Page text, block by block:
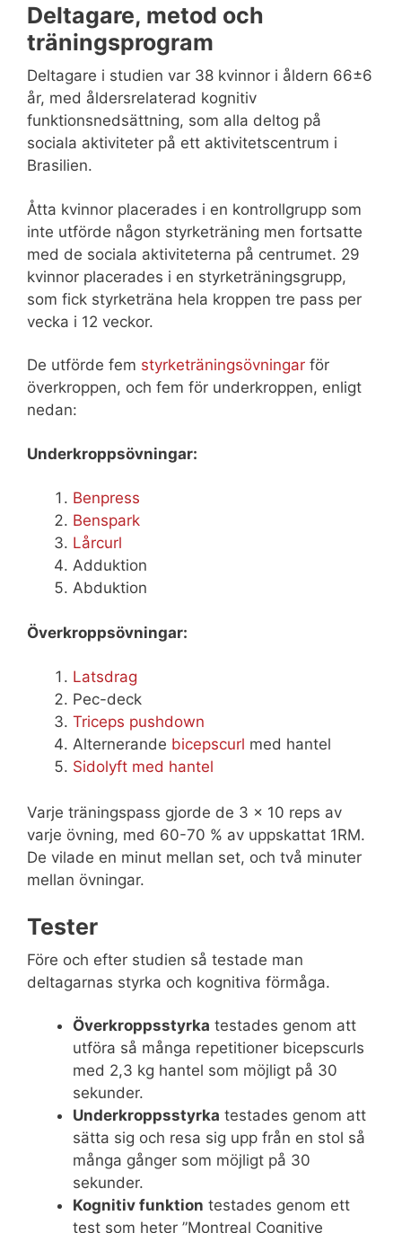
Deltagare, metod och
träningsprogram
Deltagare i studien var 38 kvinnor i åldern 66±6
år, med åldersrelaterad kognitiv
funktionsnedsättning, som alla deltog på
sociala aktiviteter på ett aktivitetscentrum i
Brasilien.
Åtta kvinnor placerades i en kontrollgrupp som
inte utförde någon styrketräning men fortsatte
med de sociala aktiviteterna på centrumet. 29
kvinnor placerades i en styrketräningsgrupp,
som fick styrketräna hela kroppen tre pass per
vecka i 12 veckor.
De utförde fem styrketräningsövningar för
överkroppen, och fem för underkroppen, enligt
nedan:
Underkroppsövningar:
Benpress
Benspark
Lårcurl
Adduktion
Abduktion
Överkroppsövningar:
Latsdrag
Pec-deck
Triceps pushdown
Alternerande bicepscurl med hantel
Sidolyft med hantel
Varje träningspass gjorde de 3 x 10 reps av
varje övning, med 60-70 % av uppskattat 1RM.
De vilade en minut mellan set, och två minuter
mellan övningar.
Tester
Före och efter studien så testade man
deltagarnas styrka och kognitiva förmåga.
Överkroppsstyrka testades genom att
utföra så många repetitioner bicepscurls
med 2,3 kg hantel som möjligt på 30
sekunder.
Underkroppsstyrka testades genom att
sätta sig och resa sig upp från en stol så
många gånger som möjligt på 30
sekunder.
Kognitiv funktion testades genom ett
test som heter ”Montreal Cognitive